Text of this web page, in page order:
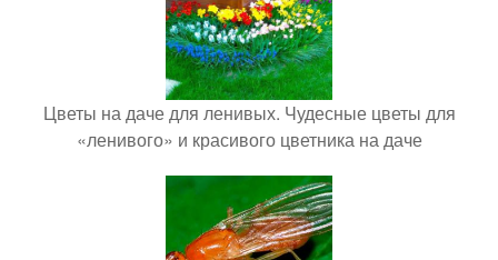
Цветы на даче для ленивых. Чудесные цветы для
«ленивого» и красивого цветника на даче